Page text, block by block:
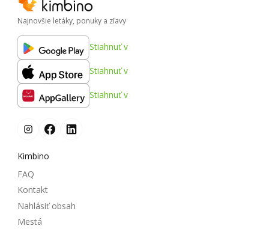
Najnovšie letáky, ponuky a zľavy
Stiahnuť v
Stiahnuť v
Stiahnuť v
Kimbino
FAQ
Kontakt
Nahlásiť obsah
Mestá